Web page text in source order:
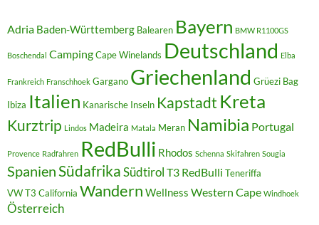
Adria Baden-Württemberg Balearen Bayern BMW R1100GS
Boschendal CampingCape Winelands Deutschland Elba
Frankreich Franschhoek Gargano Griechenland Grüezi Bag
Ibiza Italien Kanarische Inseln Kapstadt Kreta
Kurztrip Lindos Madeira Matala Meran Namibia Portugal
Provence Radfahren RedBulli Rhodos Schenna Skifahren Sougia
SpanienSüdafrikaSüdtirol T3 RedBulli Teneriffa
VW T3 California Wandern Wellness Western Cape Windhoek
Österreich